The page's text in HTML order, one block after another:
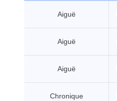
Aiguë
Aiguë
Aiguë
Chronique